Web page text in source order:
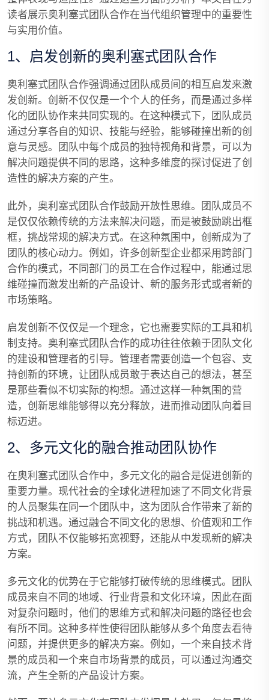
读者展示奥利塞式团队合作在当代组织管理中的重要性
与实用价值。
1、启发创新的奥利塞式团队合作
奥利塞式团队合作强调通过团队成员间的相互启发来激
发创新。创新不仅仅是一个个人的任务，而是通过多样
化的团队协作来共同实现的。在这种模式下，团队成员
通过分享各自的知识、技能与经验，能够碰撞出新的创
意与灵感。团队中每个成员的独特视角和背景，可以为
解决问题提供不同的思路，这种多维度的探讨促进了创
造性的解决方案的产生。
此外，奥利塞式团队合作鼓励开放性思维。团队成员不
是仅仅依赖传统的方法来解决问题，而是被鼓励跳出框
框，挑战常规的解决方式。在这种氛围中，创新成为了
团队的核心动力。例如，许多创新型企业都采用跨部门
合作的模式，不同部门的员工在合作过程中，能通过思
维碰撞而激发出新的产品设计、新的服务形式或者新的
市场策略。
启发创新不仅仅是一个理念，它也需要实际的工具和机
制支持。奥利塞式团队合作的成功往往依赖于团队文化
的建设和管理者的引导。管理者需要创造一个包容、支
持创新的环境，让团队成员敢于表达自己的想法，甚至
是那些看似不切实际的构想。通过这样一种氛围的营
造，创新思维能够得以充分释放，进而推动团队向着目
标迈进。
2、多元文化的融合推动团队协作
在奥利塞式团队合作中，多元文化的融合是促进创新的
重要力量。现代社会的全球化进程加速了不同文化背景
的人员聚集在同一个团队中，这为团队合作带来了新的
挑战和机遇。通过融合不同文化的思想、价值观和工作
方式，团队不仅能够拓宽视野，还能从中发现新的解决
方案。
多元文化的优势在于它能够打破传统的思维模式。团队
成员来自不同的地域、行业背景和文化环境，因此在面
对复杂问题时，他们的思维方式和解决问题的路径也会
有所不同。这种多样性使得团队能够从多个角度去看待
问题，并提供更多的解决方案。例如，一个来自技术背
景的成员和一个来自市场背景的成员，可以通过沟通交
流，产生全新的产品设计方案。